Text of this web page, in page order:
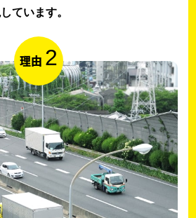
ています。
理由 2